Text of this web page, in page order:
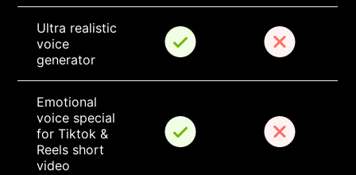
Ultra realistic
voice
generator
Emotional
voice special
for Tiktok &
Reels short
video